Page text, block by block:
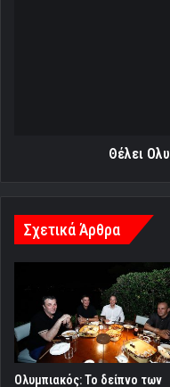
Θέλει
Σχετικά Άρθρα
Ολυμπιακός: Το δείπνο των